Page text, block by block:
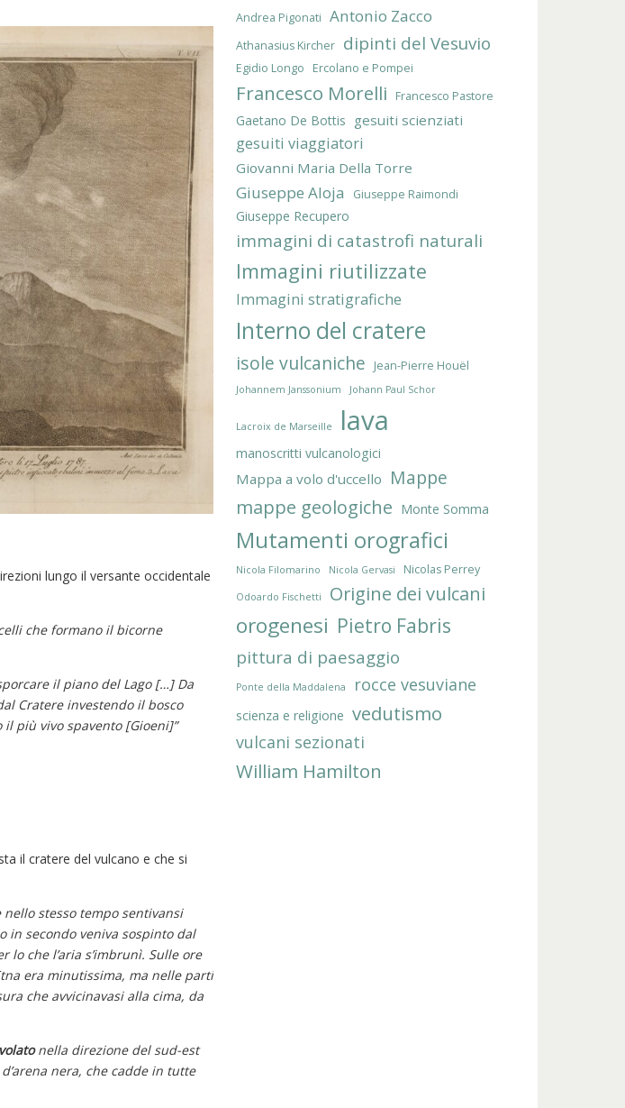
lungo il versante occidentale
che formano il bicorne
il piano del Lago […] Da
Cratere investendo il bosco
più vivo spavento [Gioeni]”
il cratere del vulcano e che si
nello stesso tempo sentivansi
in secondo veniva sospinto dal
che l’aria s’imbrunì. Sulle ore
era minutissima, ma nelle parti
che avvicinavasi alla cima, da
nella direzione del sud-est
nera, che cadde in tutte
Andrea Pigonati Antonio Zacco
Athanasius Kircher dipinti del Vesuvio
Egidio Longo Ercolano e Pompei
Francesco Morelli Francesco Pastore
Gaetano De Bottis gesuiti scienziati
gesuiti viaggiatori
Giovanni Maria Della Torre
Giuseppe Aloja Giuseppe Raimondi
Giuseppe Recupero
immagini di catastrofi naturali
Immagini riutilizzate
Immagini stratigrafiche
Interno del cratere
isole vulcaniche Jean-Pierre Houël
Johannem Janssonium Johann Paul Schor
Lacroix de Marseille lava
manoscritti vulcanologici
Mappa a volo d'uccello Mappe
mappe geologiche Monte Somma
Mutamenti orografici
Nicola Filomarino Nicola Gervasi Nicolas Perrey
Odoardo Fischetti Origine dei vulcani
orogenesi Pietro Fabris
pittura di paesaggio
Ponte della Maddalena rocce vesuviane
scienza e religione vedutismo
vulcani sezionati
William Hamilton